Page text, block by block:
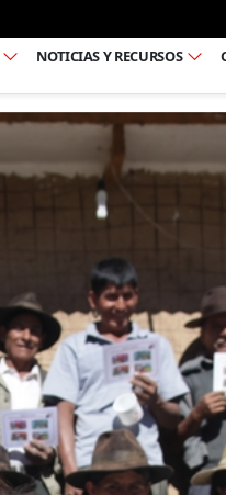
NOTICIAS Y RECURSOS